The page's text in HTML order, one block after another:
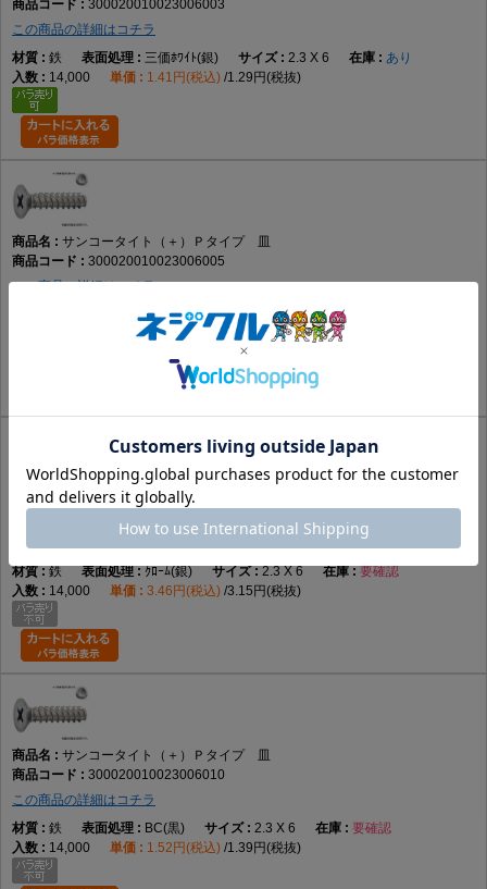
300020010023006003
この商品の詳細はコチラ
鉄
三価ﾎﾜｲﾄ(銀) 2.3 X 6
あり
14,000
1.41円(税込) 1.29円(税抜)
サンコータイト（＋）Ｐタイプ 皿
300020010023006005
この商品の詳細はコチラ
ﾆｯｹﾙ(銀) 2.3 X 6
1.48円(税込) 1.35円(税抜)
サンコータイト（＋）Ｐタイプ 皿
この商品の詳細はコチラ
鉄
ｸﾛｰﾑ(銀) 2.3 X 6
要確認
14,000
3.46円(税込) 3.15円(税抜)
サンコータイト（＋）Ｐタイプ 皿
300020010023006010
この商品の詳細はコチラ
鉄
BC(黒) 2.3 X 6
要確認
14,000
1.52円(税込) 1.39円(税抜)